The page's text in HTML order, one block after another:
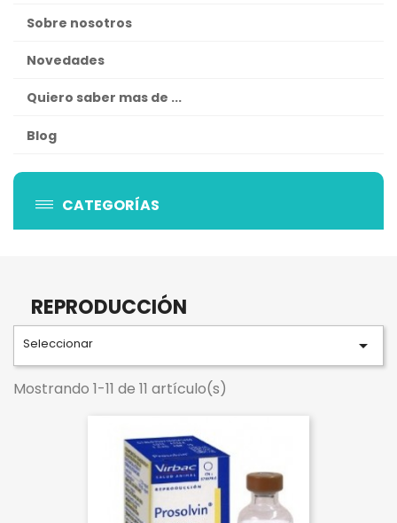
Sobre nosotros
Novedades
Quiero saber mas de ...
Blog
CATEGORÍAS
REPRODUCCIÓN
Seleccionar 
Mostrando 1-11 de 11 artículo(s)